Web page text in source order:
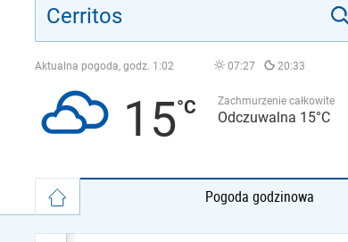
Aktualna pogoda, godz. 1:02 07:27 20:33
15 Zachmurzenie całkowite
Odczuwalna 15°C
Pogoda godzinowa